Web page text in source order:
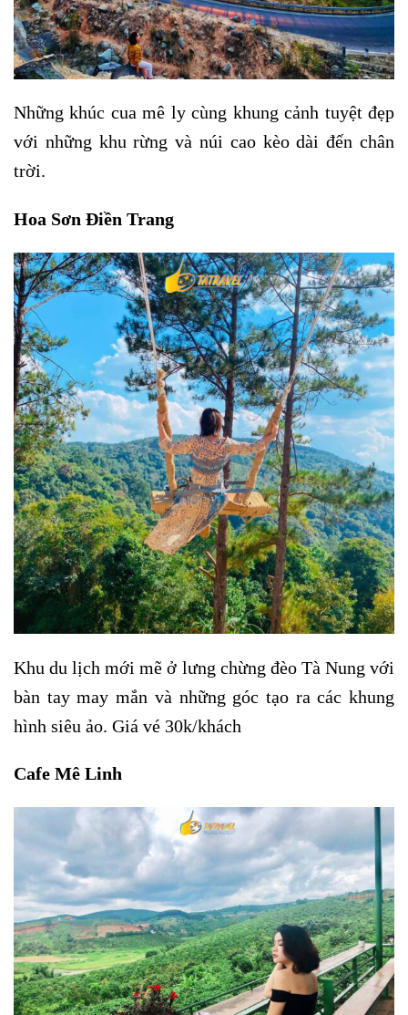
Những khúc cua mê ly cùng khung cảnh tuyệt đẹp
với những khu rừng và núi cao kèo dài đến chân
trời.
Hoa Sơn Điền Trang
Khu du lịch mới mẽ ở lưng chừng đèo Tà Nung với
bàn tay may mắn và những góc tạo ra các khung
hình siêu ảo. Giá vé 30k/khách
Cafe Mê Linh